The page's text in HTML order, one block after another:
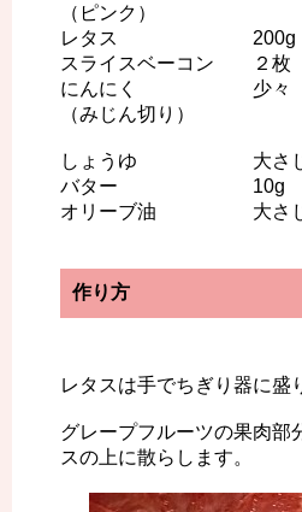
（ピンク）
レタス 200g
スライスベーコン ２枚
にんにく 少々
（みじん切り）
しょうゆ 大さじ
バター 10g
オリーブ油 大さじ
作り方
レタスは手でちぎり器に盛
グレープフルーツの果肉部
スの上に散らします。